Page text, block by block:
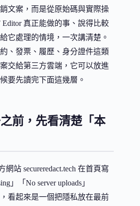
文案，而是從原始碼與實際操
Editor 真正能做的事、說得比較
它處理的情境，一次講清楚。
、發票、履歷、身分證件這類
交給第三方雲端，它可以放進
要先讀完下面這幾層。
前，先看清楚「本
網站 secureredact.tech 在首頁寫
」「No server uploads」
，看起來是一個把隱私放在最前